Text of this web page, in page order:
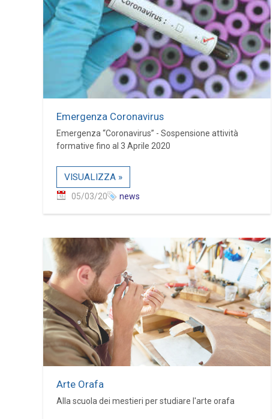
Emergenza Coronavirus
Emergenza “Coronavirus” - Sospensione attività
formative fino al 3 Aprile 2020
VISUALIZZA »
05/03/20 news
Arte Orafa
Alla scuola dei mestieri per studiare l'arte orafa